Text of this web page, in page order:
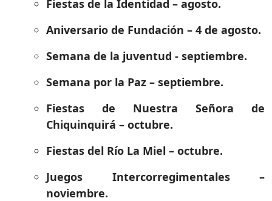
Fiestas de la Identidad – agosto.
Aniversario de Fundación – 4 de agosto.
Semana de la juventud - septiembre.
Semana por la Paz – septiembre.
Fiestas de Nuestra Señora de
Chiquinquirá – octubre.
Fiestas del Río La Miel – octubre.
Juegos Intercorregimentales –
noviembre.